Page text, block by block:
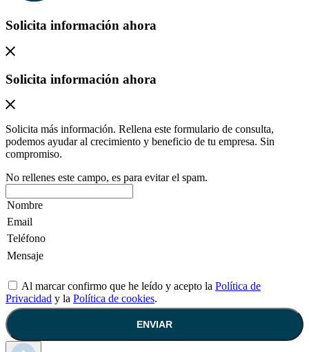
Solicita información ahora
Solicita información ahora
Solicita más información. Rellena este formulario de consulta,
podemos ayudar al crecimiento y beneficio de tu empresa. Sin
compromiso.
No rellenes este campo, es para evitar el spam.
Al marcar confirmo que he leído y acepto la Política de
Privacidad y la Política de cookies.
ENVIAR